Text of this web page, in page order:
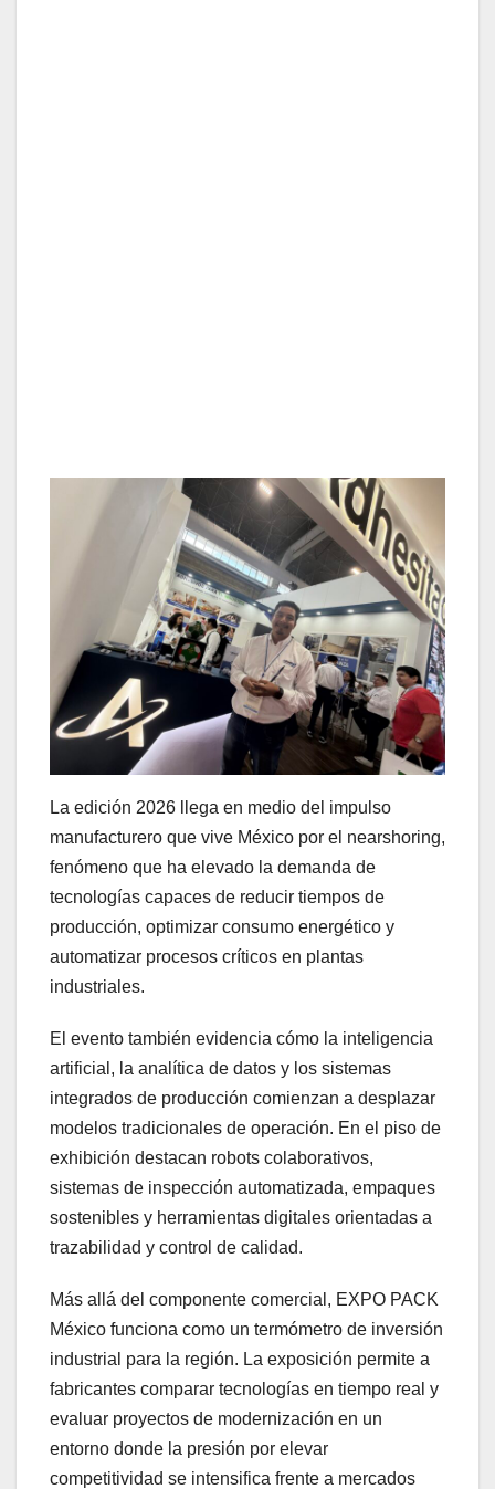
La edición 2026 llega en medio del impulso
manufacturero que vive México por el nearshoring,
fenómeno que ha elevado la demanda de
tecnologías capaces de reducir tiempos de
producción, optimizar consumo energético y
automatizar procesos críticos en plantas
industriales.
El evento también evidencia cómo la inteligencia
artificial, la analítica de datos y los sistemas
integrados de producción comienzan a desplazar
modelos tradicionales de operación. En el piso de
exhibición destacan robots colaborativos,
sistemas de inspección automatizada, empaques
sostenibles y herramientas digitales orientadas a
trazabilidad y control de calidad.
Más allá del componente comercial, EXPO PACK
México funciona como un termómetro de inversión
industrial para la región. La exposición permite a
fabricantes comparar tecnologías en tiempo real y
evaluar proyectos de modernización en un
entorno donde la presión por elevar
competitividad se intensifica frente a mercados